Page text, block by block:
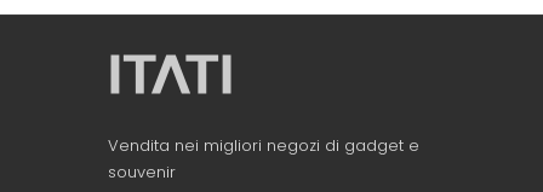
Vendita nei migliori negozi di gadget e
souvenir